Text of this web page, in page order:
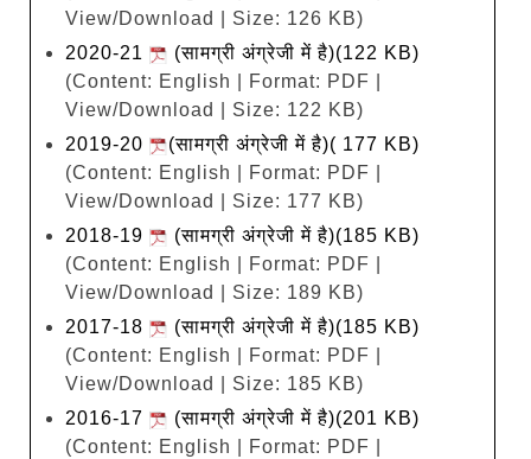
View/Download | Size: 126 KB)
2020-21
(सामग्री अंग्रेजी में है)(122 KB)
(Content: English | Format: PDF |
View/Download | Size: 122 KB)
2019-20
(सामग्री अंग्रेजी में है)( 177 KB)
(Content: English | Format: PDF |
View/Download | Size: 177 KB)
2018-19
(सामग्री अंग्रेजी में है)(185 KB)
(Content: English | Format: PDF |
View/Download | Size: 189 KB)
2017-18
(सामग्री अंग्रेजी में है)(185 KB)
(Content: English | Format: PDF |
View/Download | Size: 185 KB)
2016-17
(सामग्री अंग्रेजी में है)(201 KB)
(Content: English | Format: PDF |